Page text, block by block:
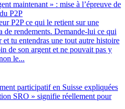
maintenant » : mise à l’épreuve de
P2P
P2P ce qui le retient sur une
de rendements. Demande-lui ce qui
tu entendras une tout autre histoire
de son argent et ne pouvait pas y
le...